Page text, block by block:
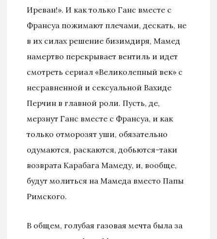
Иреван!». И как только Ганс вместе с
Франсуа пожимают плечами, дескать, не
в их силах решение бизимдиря, Мамед
намертво перекрывает вентиль и идет
смотреть сериал «Великолепный век» с
несравненной и сексуальной Вахиде
Перчин в главной роли. Пусть, де,
мерзнут Ганс вместе с Франсуа, и как
только отморозят уши, обязательно
одумаются, раскаются, добьются-таки
возврата Карабага Мамеду, и, вообще,
будут молиться на Мамеда вместо Папы
Римского.
В общем, голубая газовая мечта была за